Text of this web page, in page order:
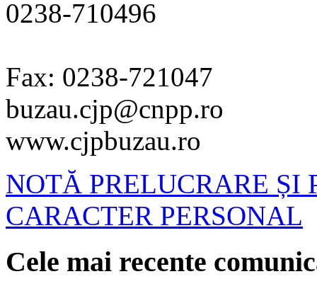
0238-710496
Fax: 0238-721047
buzau.cjp@cnpp.ro
www.cjpbuzau.ro
NOTĂ PRELUCRARE ȘI
CARACTER PERSONAL
Cele mai recente